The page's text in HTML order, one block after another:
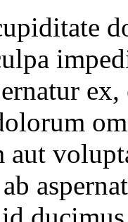
ex,
aut